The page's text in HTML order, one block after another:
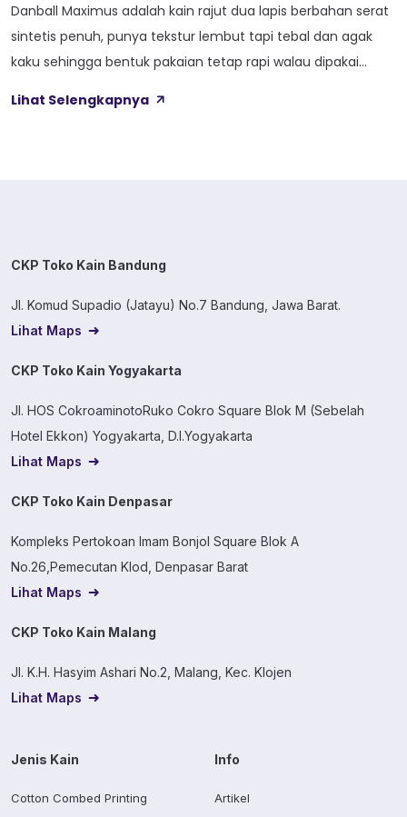
Danball Maximus adalah kain rajut dua lapis berbahan serat
sintetis penuh, punya tekstur lembut tapi tebal dan agak
kaku sehingga bentuk pakaian tetap rapi walau dipakai
yaitu Cool Touch, Wicking Process, Anti Bacterial, dan Anti
Lihat Selengkapnya
CKP Toko Kain Bandung
Jl. Komud Supadio (Jatayu) No.7 Bandung, Jawa Barat.
Lihat Maps
CKP Toko Kain Yogyakarta
Jl. HOS CokroaminotoRuko Cokro Square Blok M (Sebelah
Hotel Ekkon) Yogyakarta, D.I.Yogyakarta
Lihat Maps
CKP Toko Kain Denpasar
Kompleks Pertokoan Imam Bonjol Square Blok A
No.26,Pemecutan Klod, Denpasar Barat
Lihat Maps
CKP Toko Kain Malang
Jl. K.H. Hasyim Ashari No.2, Malang, Kec. Klojen
Lihat Maps
Jenis Kain
Cotton Combed Printing
Info
Artikel